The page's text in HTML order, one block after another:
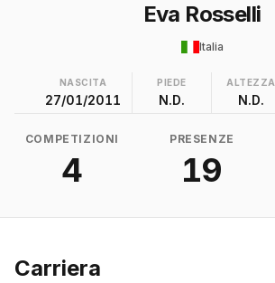
Eva Rosselli
Italia
NASCITA
27/01/2011
PIEDE
N.D.
ALTEZZA
N.D.
COMPETIZIONI
4
PRESENZE
19
Carriera